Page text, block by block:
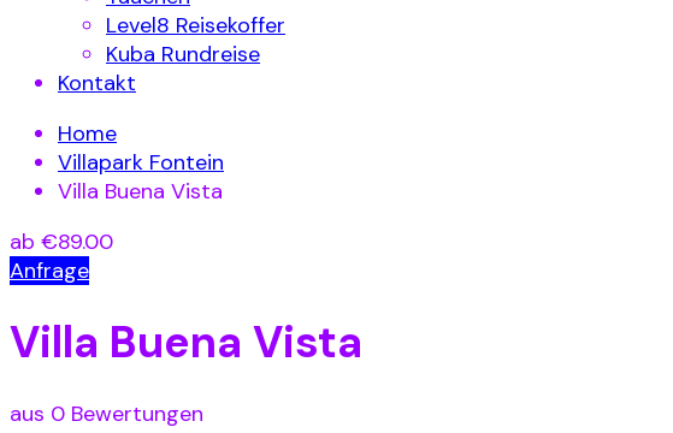
Level8 Reisekoffer
Kuba Rundreise
Kontakt
Home
Villapark Fontein
Villa Buena Vista
ab €89.00
Anfrage
Villa Buena Vista
aus 0 Bewertungen